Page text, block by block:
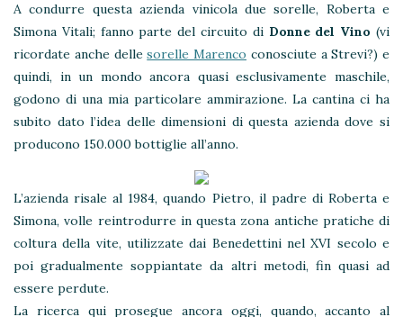
A condurre questa azienda vinicola due sorelle, Roberta e
Simona Vitali; fanno parte del circuito di Donne del Vino (vi
ricordate anche dellesorelle Marenco conosciute a Strevi?) e
quindi, in un mondo ancora quasi esclusivamente maschile,
godono di una mia particolare ammirazione. La cantina ci ha
subito dato l’idea delle dimensioni di questa azienda dove si
producono 150.000 bottiglie all’anno.
L’azienda risale al 1984, quando Pietro, il padre di Roberta e
Simona, volle reintrodurre in questa zona antiche pratiche di
coltura della vite, utilizzate dai Benedettini nel XVI secolo e
poi gradualmente soppiantate da altri metodi, fin quasi ad
essere perdute.
La ricerca qui prosegue ancora oggi, quando, accanto al